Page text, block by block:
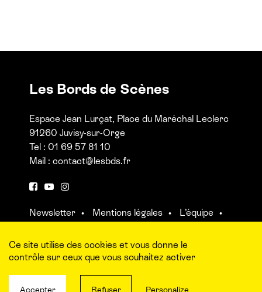
Les Bords de Scènes
Espace Jean Lurçat, Place du Maréchal Leclerc
91260 Juvisy-sur-Orge
Tel : 01 69 57 81 10
Mail : contact@lesbds.fr
F
c
b
o
Y
u
u
b
I
s
a
g
Newsletter Mentions légales
L’équipe
Ce site utilise des cookies et vous donne le
contrôle sur ceux que vous souhaitez activer
Accepter Refuser Personalize